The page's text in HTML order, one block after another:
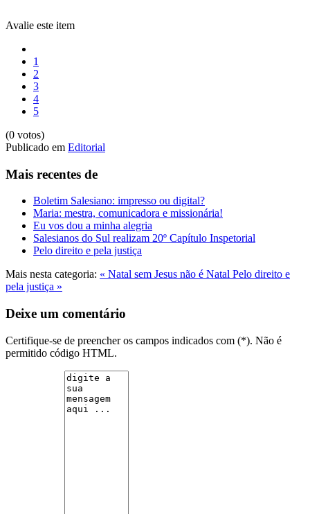
Avalie este item
1
2
3
4
5
(0 votos)
Publicado em Editorial
Mais recentes de
Boletim Salesiano: impresso ou digital?
Maria: mestra, comunicadora e missionária!
Eu vos dou a minha alegria
Salesianos do Sul realizam 20º Capítulo Inspetorial
Pelo direito e pela justiça
Mais nesta categoria: « Natal sem Jesus não é Natal Pelo direito e
pela justiça »
Deixe um comentário
Certifique-se de preencher os campos indicados com (*). Não é
permitido código HTML.